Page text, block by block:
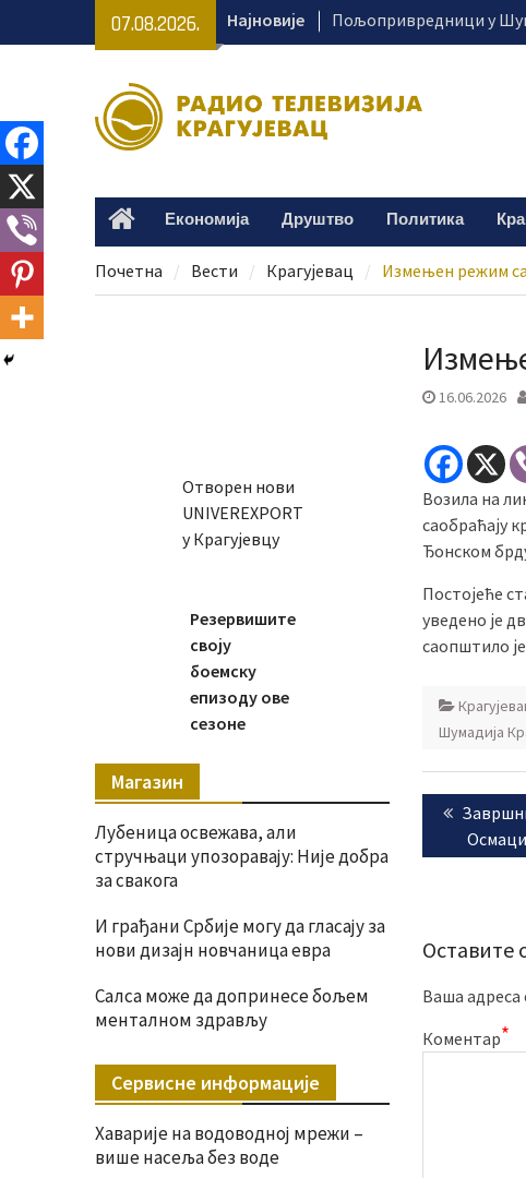
07.08.2026. Најновије
Пољопривредници у
како да безбедно
Лана Андрић 11. августа
лечење – потребно
историју – изложба о
Хапшење због 85
Међу осумњиченима и
HomeЕкономија Друштво Политика
Почетна Вести Крагујевац Измењен режим
16.06.2026
Возила на
саобраћају
Ђонском
Постојеће
уведено је
саопштило
Шумадија
Кретање
чланка
Previous
post:
Оставите
Ваша
Коментар*
Отворен нови
UNIVEREXPORT
у Крагујевцу
Резервишите
своју
боемску
епизоду ове
сезоне
Магазин
Лубеница освежава, али
стручњаци упозоравају: Није добра
за свакога
И грађани Србије могу да гласају за
нови дизајн новчаница евра
Салса може да допринесе бољем
менталном здрављу
Сервисне информације
Хаварије на водоводној мрежи –
више насеља без воде